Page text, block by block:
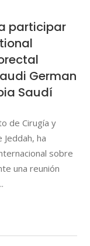
participar
German
Saudí
de Cirugía y
ha
sobre
una reunión